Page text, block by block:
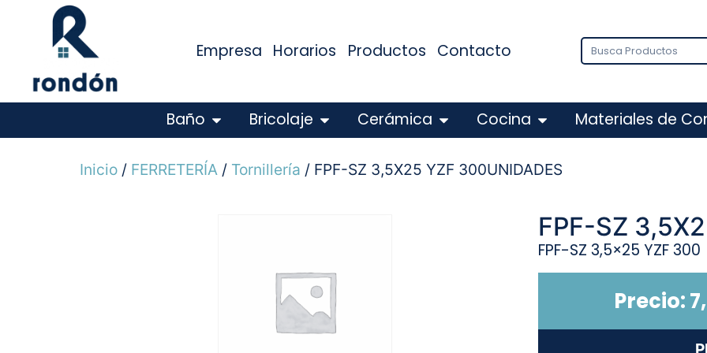
Empresa Horarios Productos Contacto
Baño Bricolaje Cerámica Cocina Materiales de
Inicio/ FERRETERÍA/ Tornillería / FPF-SZ 3,5X25 YZF 300UNIDADES
FPF-SZ
FPF-SZ 3,5×25 YZF 300
Precio: